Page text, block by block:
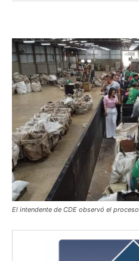
El intendente de CDE observó el